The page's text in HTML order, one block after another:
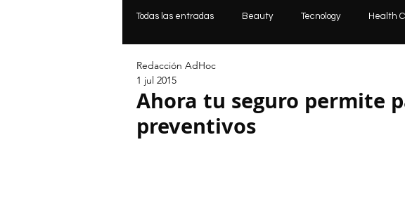
Todas las entradas Beauty Tecnology Health
Ahora tu seguro permite
preventivos
Redacción AdHoc
1 jul 2015